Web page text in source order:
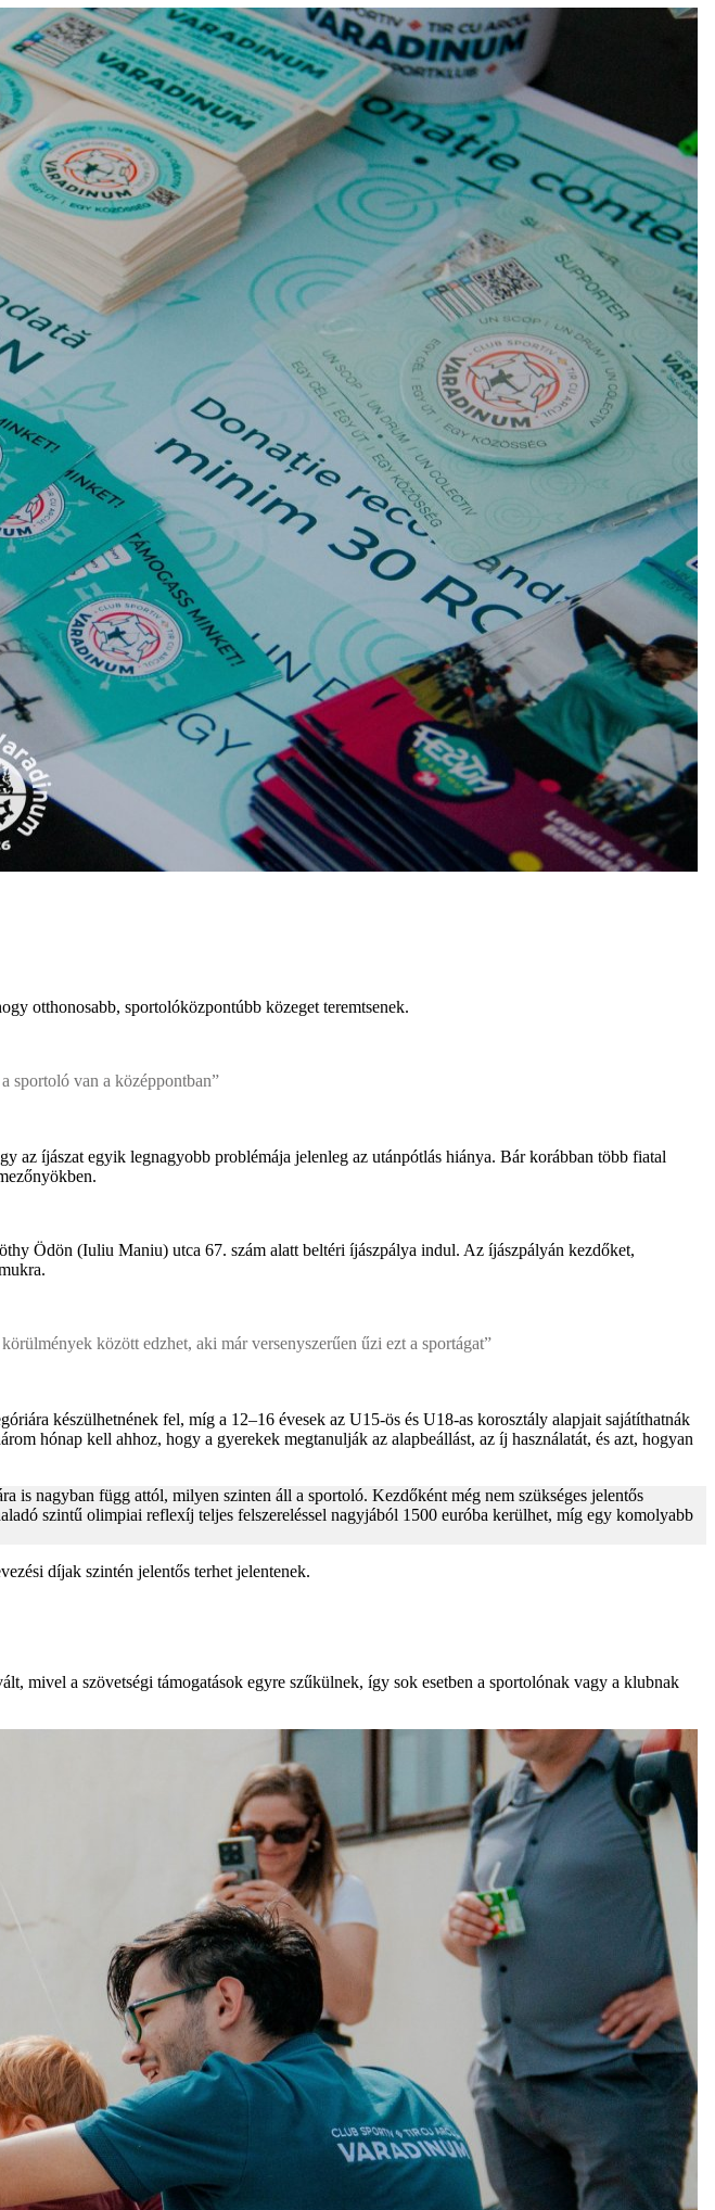
otthonosabb, sportolóközpontúbb közeget teremtsenek.
sportoló van a középpontban”
az íjászat egyik legnagyobb problémája jelenleg az utánpótlás hiánya. Bár korábban több fiatal
Ödön (Iuliu Maniu) utca 67. szám alatt beltéri íjászpálya indul. Az íjászpályán kezdőket,
között edzhet, aki már versenyszerűen űzi ezt a sportágat”
készülhetnének fel, míg a 12–16 évesek az U15-ös és U18-as korosztály alapjait sajátíthatnák
hónap kell ahhoz, hogy a gyerekek megtanulják az alapbeállást, az íj használatát, és azt, hogyan
is nagyban függ attól, milyen szinten áll a sportoló. Kezdőként még nem szükséges jelentős
szintű olimpiai reflexíj teljes felszereléssel nagyjából 1500 euróba kerülhet, míg egy komolyabb
díjak szintén jelentős terhet jelentenek.
mivel a szövetségi támogatások egyre szűkülnek, így sok esetben a sportolónak vagy a klubnak